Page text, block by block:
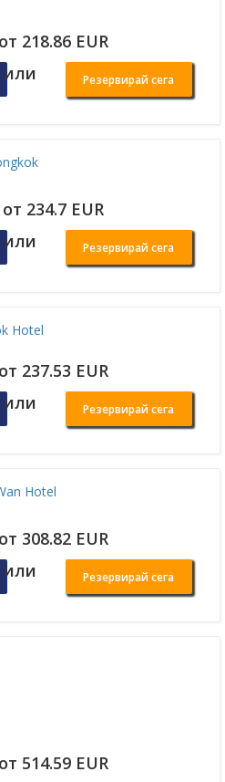
218.86 EUR
или Резервирай сега
234.7 EUR
или Резервирай сега
Hotel
237.53 EUR
или Резервирай сега
Hotel
308.82 EUR
или Резервирай сега
514.59 EUR